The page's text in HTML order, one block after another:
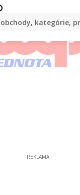
kategórie,
REKLAMA